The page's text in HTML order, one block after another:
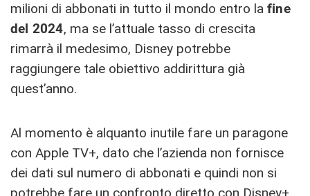
milioni di abbonati in tutto il mondo entro la fine
del 2024, ma se l’attuale tasso di crescita
rimarrà il medesimo, Disney potrebbe
raggiungere tale obiettivo addirittura già
quest’anno.
Al momento è alquanto inutile fare un paragone
con Apple TV+, dato che l’azienda non fornisce
dei dati sul numero di abbonati e quindi non si